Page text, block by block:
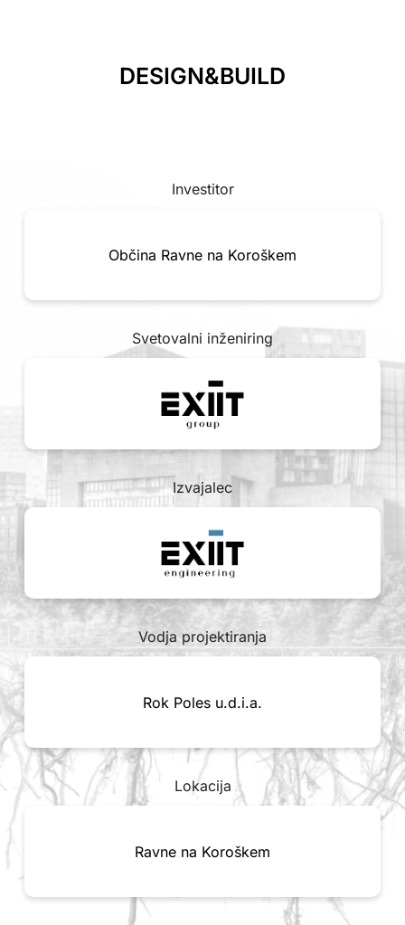
DESIGN&BUILD
Investitor
Občina Ravne na Koroškem
Svetovalni inženiring
Izvajalec
Vodja projektiranja
Rok Poles u.d.i.a.
Lokacija
Ravne na Koroškem